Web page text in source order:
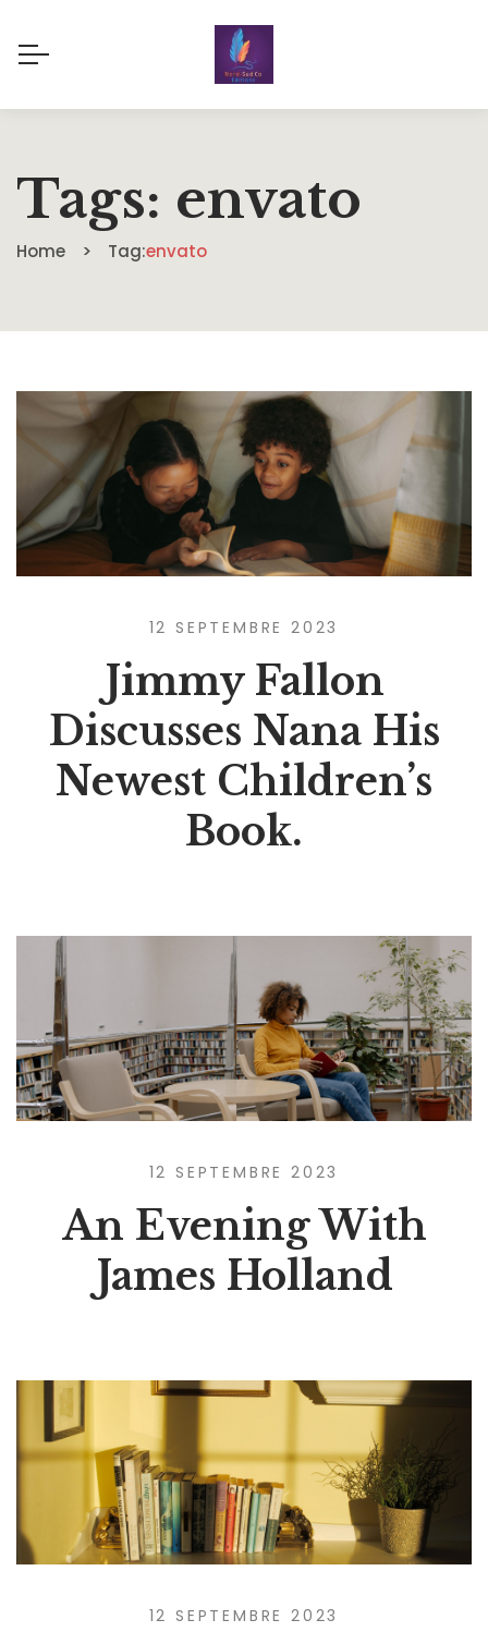
Tags: envato
Home Tag:envato
12 SEPTEMBRE 2023
Jimmy Fallon
Discusses Nana His
Newest Children’s
Book.
12 SEPTEMBRE 2023
An Evening With
James Holland
12 SEPTEMBRE 2023